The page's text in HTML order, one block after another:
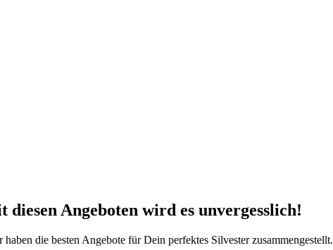
diesen Angeboten wird es unvergesslich!
die besten Angebote für Dein perfektes Silvester zusammengestellt.